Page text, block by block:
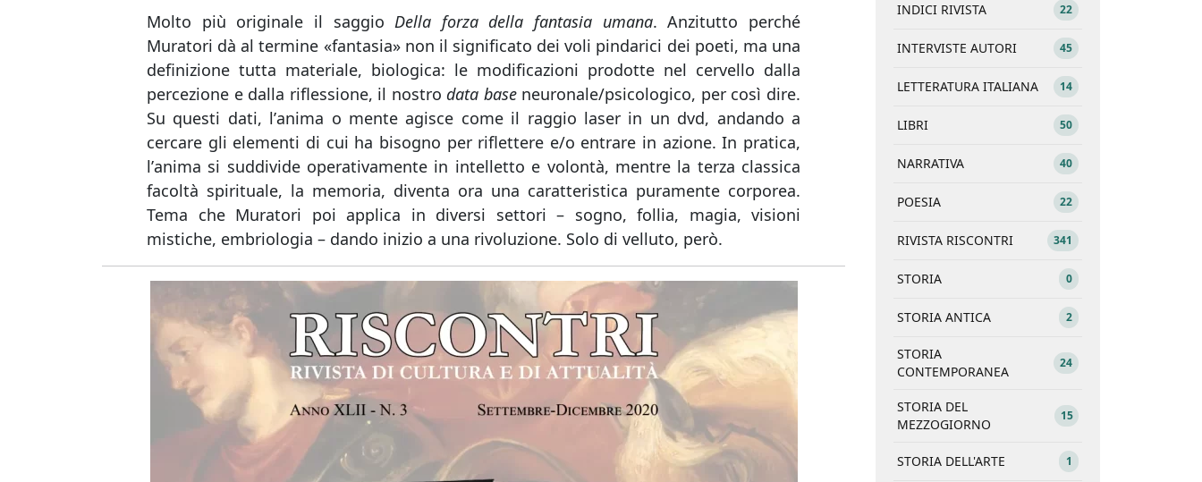
Molto più originale il saggioDella forza della fantasia umana. Anzitutto perché
Muratori dà al termine «fantasia» non il significato dei voli pindarici dei poeti, ma una
definizione tutta materiale, biologica: le modificazioni prodotte nel cervello dalla
percezione e dalla riflessione, il nostrodata baseneuronale/psicologico, per così dire.
Su questi dati, lʼanima o mente agisce come il raggio laser in un dvd, andando a
cercare gli elementi di cui ha bisogno per riflettere e/o entrare in azione. In pratica,
lʼanima si suddivide operativamente in intelletto e volontà, mentre la terza classica
facoltà spirituale, la memoria, diventa ora una caratteristica puramente corporea.
Tema che Muratori poi applica in diversi settori – sogno, follia, magia, visioni
mistiche, embriologia – dando inizio a una rivoluzione. Solo di velluto, però.
INDICI RIVISTA 22
INTERVISTE AUTORI 45
LETTERATURA ITALIANA 14
LIBRI 50
NARRATIVA 40
POESIA 22
RIVISTA RISCONTRI 341
STORIA 0
STORIA ANTICA 2
STORIA
CONTEMPORANEA
24
STORIA DEL
MEZZOGIORNO
15
STORIA DELL'ARTE 1